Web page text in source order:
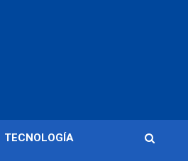
TECNOLOGÍA